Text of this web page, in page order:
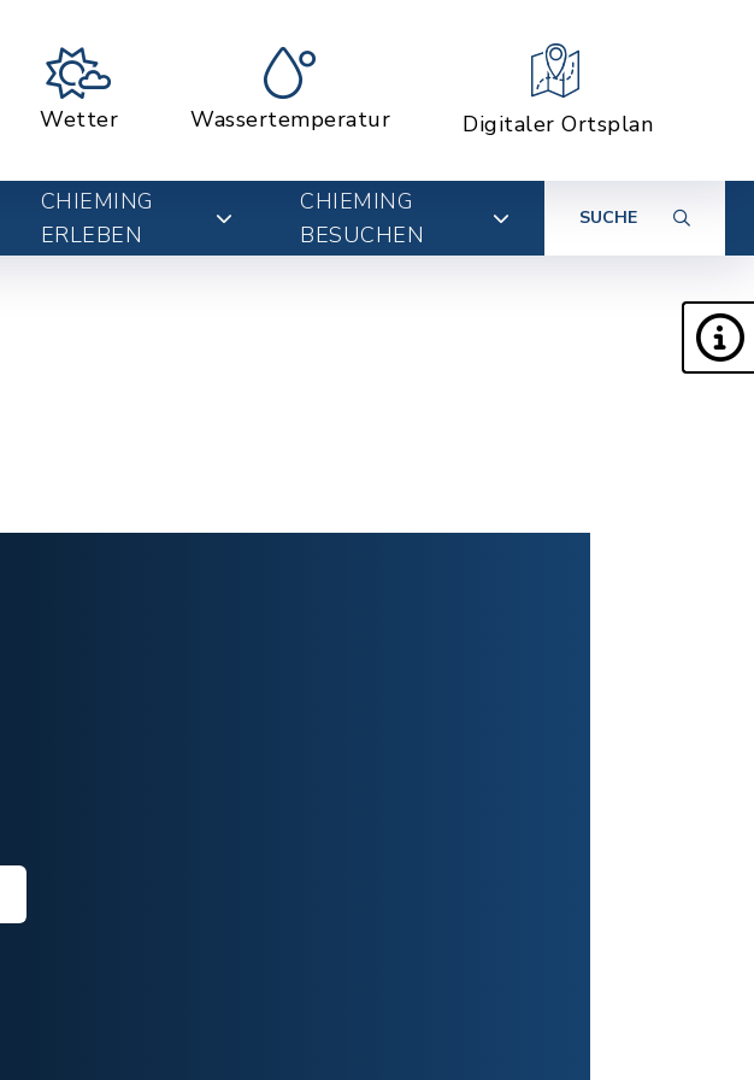
Wetter Wassertemperatur Digitaler Ortsplan
CHIEMING
ERLEBEN
CHIEMING
BESUCHEN
SUCHE